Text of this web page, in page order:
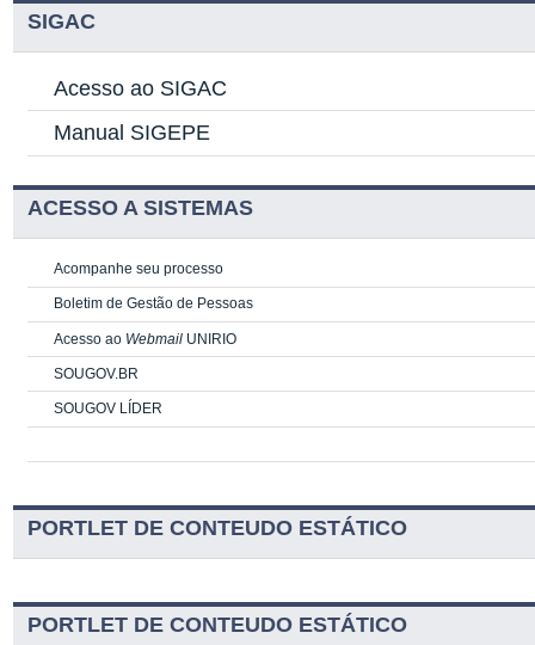
SIGAC
Acesso ao SIGAC
Manual SIGEPE
ACESSO A SISTEMAS
Acompanhe seu processo
Boletim de Gestão de Pessoas
Acesso ao Webmail UNIRIO
SOUGOV.BR
SOUGOV LÍDER
PORTLET DE CONTEUDO ESTÁTICO
PORTLET DE CONTEUDO ESTÁTICO